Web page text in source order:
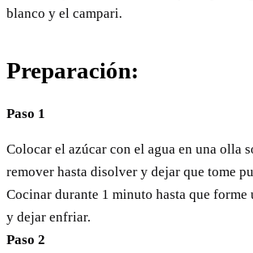
blanco y el campari.
Preparación:
Paso 1
Colocar el azúcar con el agua en una olla
remover hasta disolver y dejar que tome
Cocinar durante 1 minuto hasta que
y dejar enfriar.
Paso 2